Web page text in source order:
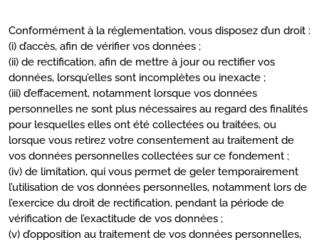
Conformément à la réglementation, vous disposez d’un droit :
(i) d’accès, afin de vérifier vos données ;
(ii) de rectification, afin de mettre à jour ou rectifier vos
données, lorsqu’elles sont incomplètes ou inexacte ;
(iii) d’effacement, notamment lorsque vos données
personnelles ne sont plus nécessaires au regard des finalités
pour lesquelles elles ont été collectées ou traitées, ou
lorsque vous retirez votre consentement au traitement de
vos données personnelles collectées sur ce fondement ;
(iv) de limitation, qui vous permet de geler temporairement
l’utilisation de vos données personnelles, notamment lors de
l’exercice du droit de rectification, pendant la période de
vérification de l’exactitude de vos données ;
(v) d’opposition au traitement de vos données personnelles,